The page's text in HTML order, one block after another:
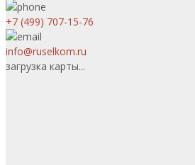
+7 (499) 707-15-76
info@ruselkom.ru
загрузка карты...